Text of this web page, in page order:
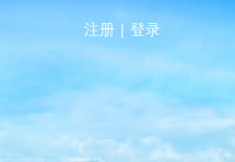
注册 | 登录